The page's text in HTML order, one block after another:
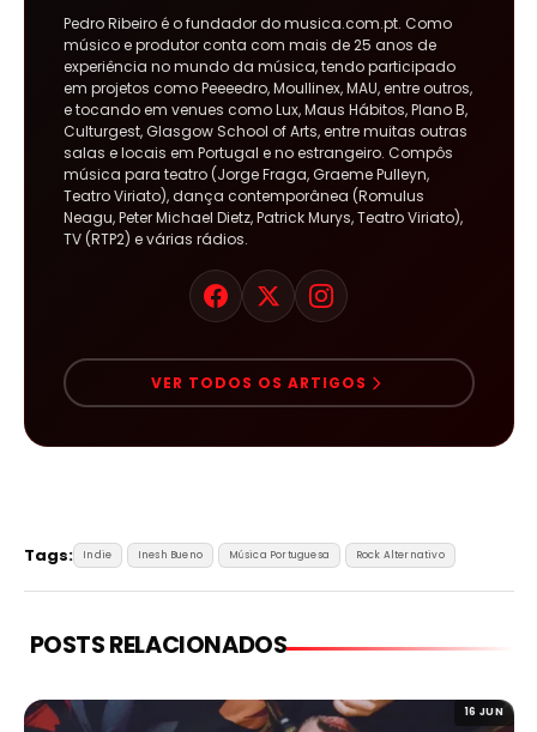
Pedro Ribeiro é o fundador do musica.com.pt. Como
músico e produtor conta com mais de 25 anos de
experiência no mundo da música, tendo participado
em projetos como Peeeedro, Moullinex, MAU, entre outros,
e tocando em venues como Lux, Maus Hábitos, Plano B,
Culturgest, Glasgow School of Arts, entre muitas outras
salas e locais em Portugal e no estrangeiro. Compôs
música para teatro (Jorge Fraga, Graeme Pulleyn,
Teatro Viriato), dança contemporânea (Romulus
Neagu, Peter Michael Dietz, Patrick Murys, Teatro Viriato),
TV (RTP2) e várias rádios.
VER TODOS OS ARTIGOS
Tags: Indie Inesh Bueno Música Portuguesa Rock Alternativo
POSTS RELACIONADOS
16 JUN